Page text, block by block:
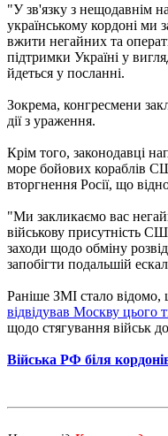
"У зв'язку з нещодавнім
українському кордоні ми
вжити негайних та
підтримки Україні у
йдеться у посланні.
Зокрема, конгресмени
дії з ураження.
Крім того, законодавці
море бойових кораблів
вторгнення Росії, що
"Ми закликаємо вас
військову присутність
заходи щодо обміну
запобігти подальшій
Раніше ЗМІ стало
відвідував Москву цього
щодо стягування військ
Війська РФ біля